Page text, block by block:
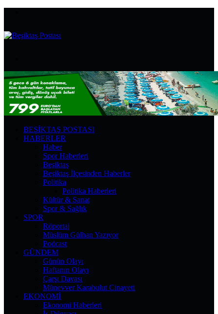
...
BEŞIKTAŞ POSTASI
HABERLER
Haber
Spor Haberleri
Beşiktaş
Beşiktaş İlçesinden Haberler
Politika
Politika Haberleri
Kültür & Sanat
Spor & Sağlık
SPOR
Röportaj
Müslüm Gülhan Yazıyor
Podcast
GÜNDEM
Günün Olayı
Haftanın Olayı
Çarşı Davası
Münevver Karabulut Cinayeti
EKONOMI
Ekonomi Haberleri